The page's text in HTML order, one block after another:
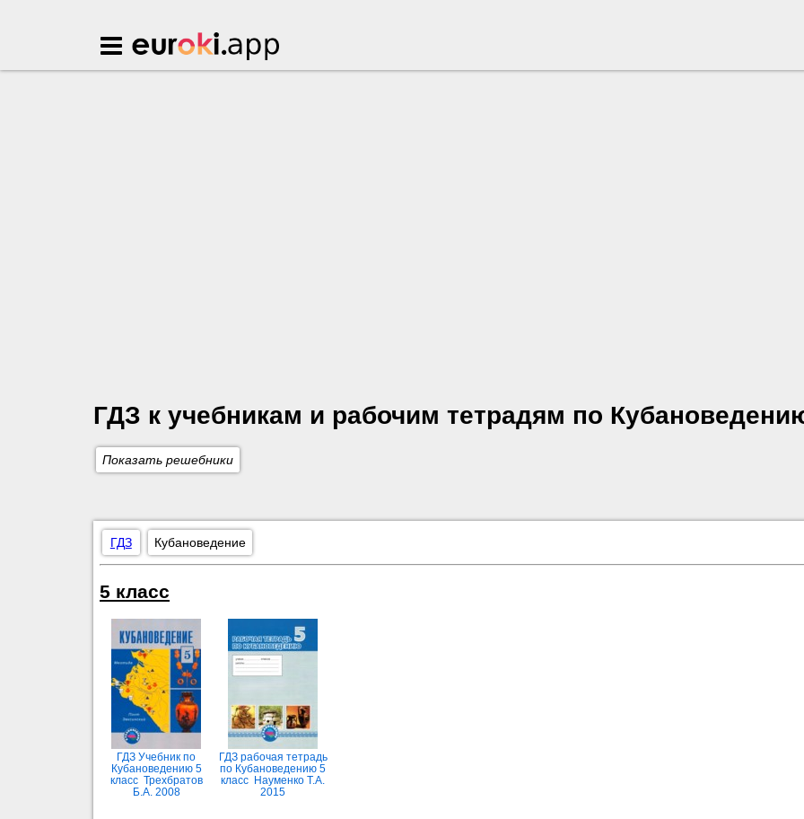
Euroki.app
ГДЗ к учебникам и рабочим тетрадям по
Показать решебники
ГДЗ Кубановедение
5 класс
ГДЗ Учебник по
Кубановедению 5
класс Трехбратов
Б.А. 2008
ГДЗ рабочая тетрадь
по Кубановедению 5
класс Науменко Т.А.
2015